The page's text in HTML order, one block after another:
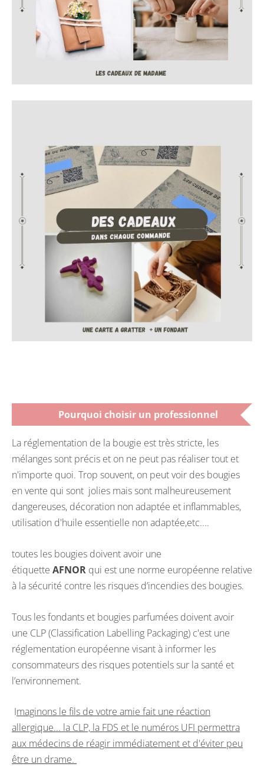
Pourquoi choisir un professionnel
La réglementation de la bougie est très stricte, les
mélanges sont précis et on ne peut pas réaliser tout et
n'importe quoi. Trop souvent, on peut voir des bougies
en vente qui sont jolies mais sont malheureusement
dangereuses, décoration non adaptée et inflammables,
utilisation d'huile essentielle non adaptée,etc....
toutes les bougies doivent avoir une
étiquette AFNOR qui est une norme européenne relative
à la sécurité contre les risques d’incendies des bougies.
Tous les fondants et bougies parfumées doivent avoir
une CLP (Classification Labelling Packaging) c'est une
réglementation européenne visant à informer les
consommateurs des risques potentiels sur la santé et
l’environnement.
Imaginons le fils de votre amie fait une réaction
allergique... la CLP, la FDS et le numéros UFI permettra
aux médecins de réagir immédiatement et d'éviter peu
être un drame.